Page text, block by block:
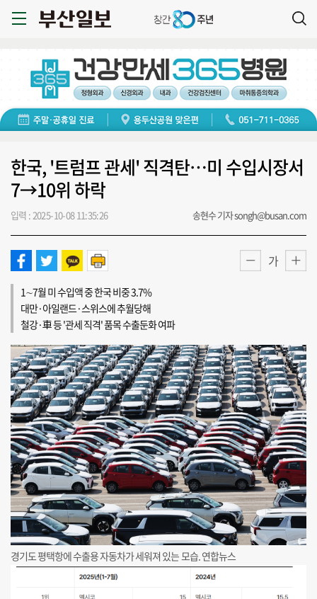
한국, '트럼프 관세' 직격탄…미 수입시장서
7→10위 하락
입력 : 2025-10-08 11:35:26 송현수 기자 songh@busan.com
가
1∼7월 미 수입액 중 한국 비중 3.7%
대만·아일랜드·스위스에 추월당해
철강·車 등 '관세 직격' 품목 수출둔화 여파
경기도 평택항에 수출용 자동차가 세워져 있는 모습. 연합뉴스